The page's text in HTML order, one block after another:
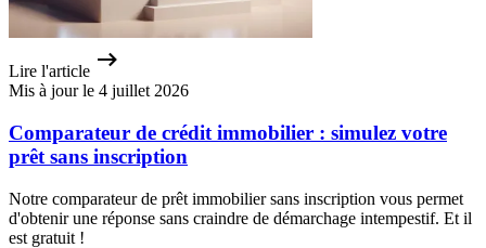
Lire l'article
Mis à jour le 4 juillet 2026
Comparateur de crédit immobilier : simulez votre
prêt sans inscription
Notre comparateur de prêt immobilier sans inscription vous permet
d'obtenir une réponse sans craindre de démarchage intempestif. Et il
est gratuit !